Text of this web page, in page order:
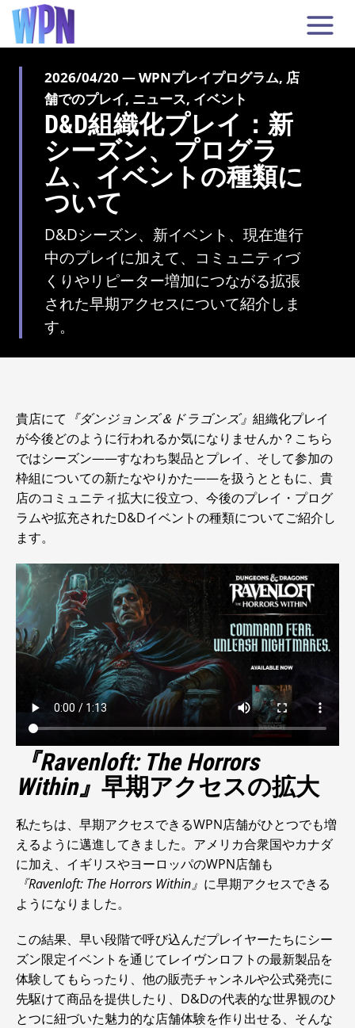
2026/04/20 — WPNプレイプログラム, 店
舗でのプレイ, ニュース, イベント
D&D組織化プレイ：新
シーズン、プログラ
ム、イベントの種類に
ついて
D&Dシーズン、新イベント、現在進行
中のプレイに加えて、コミュニティづ
くりやリピーター増加につながる拡張
された早期アクセスについて紹介しま
す。
貴店にて 『ダンジョンズ＆ドラゴンズ』 組織化プレイ
が今後どのように行われるか気になりませんか？こちら
ではシーズン――すなわち製品とプレイ、そして参加の
枠組についての新たなやりかた――を扱うとともに、貴
店のコミュニティ拡大に役立つ、今後のプレイ・プログ
ラムや拡充されたD&Dイベントの種類についてご紹介し
ます。
『Ravenloft: The Horrors
Within』 早期アクセスの拡大
私たちは、早期アクセスできるWPN店舗がひとつでも増
えるように邁進してきました。アメリカ合衆国やカナダ
に加え、イギリスやヨーロッパのWPN店舗も
『Ravenloft: The Horrors Within』 に早期アクセスできる
ようになりました。
この結果、早い段階で呼び込んだプレイヤーたちにシー
ズン限定イベントを通じてレイヴンロフトの最新製品を
体験してもらったり、他の販売チャンネルや公式発売に
先駆けて商品を提供したり、D&Dの代表的な世界観のひ
とつに紐づいた魅力的な店舗体験を作り出せる、そんな